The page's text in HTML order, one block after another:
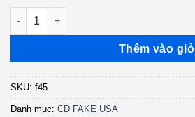
45. Tết (FAKE USA) số lượng
Thêm vào giỏ
SKU: f45
Danh mục: CD FAKE USA